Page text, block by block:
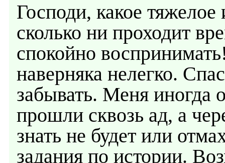
Господи, какое
сколько ни проходит
спокойно
наверняка нелегко.
забывать. Меня иногда
прошли сквозь ад, а
знать не будет или
задания по истории.